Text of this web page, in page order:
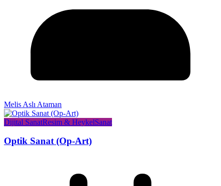
Melis Aslı Ataman
Dijital SanatResim & HeykelSanat
Optik Sanat (Op-Art)